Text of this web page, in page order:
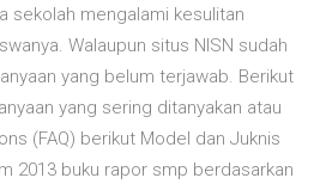
sekolah mengalami kesulitan
Walaupun situs NISN sudah
yang belum terjawab. Berikut
yang sering ditanyakan atau
(FAQ) berikut Model dan Juknis
2013 buku rapor smp berdasarkan